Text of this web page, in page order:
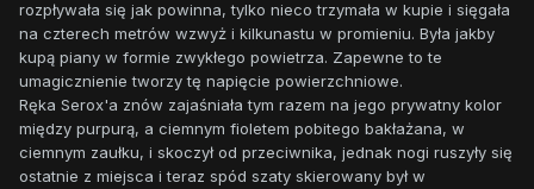
rozpływała się jak powinna, tylko nieco trzymała w kupie i sięgała
na czterech metrów wzwyż i kilkunastu w promieniu. Była jakby
kupą piany w formie zwykłego powietrza. Zapewne to te
umagicznienie tworzy tę napięcie powierzchniowe.
Ręka Serox'a znów zajaśniała tym razem na jego prywatny kolor
między purpurą, a ciemnym fioletem pobitego bakłażana, w
ciemnym zaułku, i skoczył od przeciwnika, jednak nogi ruszyły się
ostatnie z miejsca i teraz spód szaty skierowany był w